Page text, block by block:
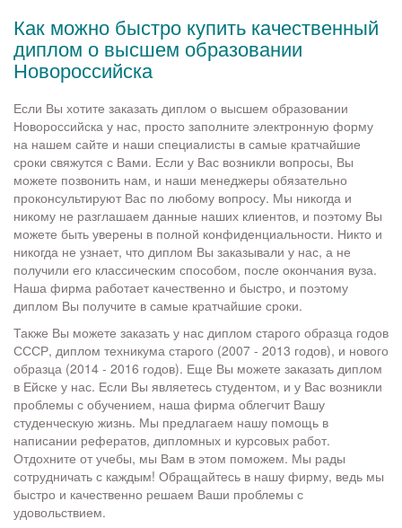
Как можно быстро купить качественный
диплом о высшем образовании
Новороссийска
Если Вы хотите заказать диплом о высшем образовании
Новороссийска у нас, просто заполните электронную форму
на нашем сайте и наши специалисты в самые кратчайшие
сроки свяжутся с Вами. Если у Вас возникли вопросы, Вы
можете позвонить нам, и наши менеджеры обязательно
проконсультируют Вас по любому вопросу. Мы никогда и
никому не разглашаем данные наших клиентов, и поэтому Вы
можете быть уверены в полной конфиденциальности. Никто и
никогда не узнает, что диплом Вы заказывали у нас, а не
получили его классическим способом, после окончания вуза.
Наша фирма работает качественно и быстро, и поэтому
диплом Вы получите в самые кратчайшие сроки.
Также Вы можете заказать у нас диплом старого образца годов
СССР, диплом техникума старого (2007 - 2013 годов), и нового
образца (2014 - 2016 годов). Еще Вы можете заказать диплом
в Ейске у нас. Если Вы являетесь студентом, и у Вас возникли
проблемы с обучением, наша фирма облегчит Вашу
студенческую жизнь. Мы предлагаем нашу помощь в
написании рефератов, дипломных и курсовых работ.
Отдохните от учебы, мы Вам в этом поможем. Мы рады
сотрудничать с каждым! Обращайтесь в нашу фирму, ведь мы
быстро и качественно решаем Ваши проблемы с
удовольствием.